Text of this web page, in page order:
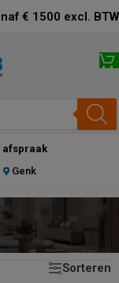
€ 1500 excl.
afspraak
Genk
alle 2 resultaten
Sorteren